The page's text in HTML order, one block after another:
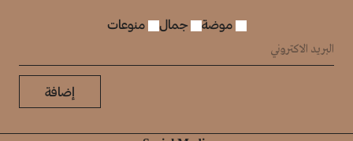
موضة جمال منوعات
إضافة